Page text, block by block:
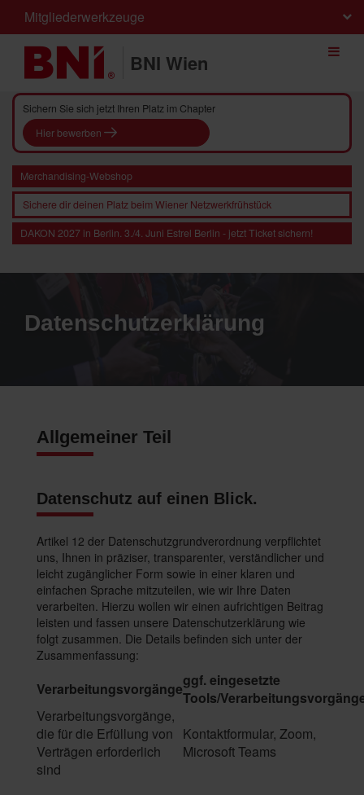
Mitgliederwerkzeuge
BNI Wien
Sichern Sie sich jetzt Ihren Platz im Chapter
Hier bewerben
Merchandising-Webshop
Sichere dir deinen Platz beim Wiener Netzwerkfrühstück
DAKON 2027 in Berlin. 3./4. Juni Estrel Berlin - jetzt Ticket sichern!
Datenschutzerklärung
Allgemeiner Teil
Datenschutz auf einen Blick.
Artikel 12 der Datenschutzgrundverordnung verpflichtet
uns, Ihnen in präziser, transparenter, verständlicher und
leicht zugänglicher Form sowie in einer klaren und
einfachen Sprache mitzuteilen, wie wir Ihre Daten
verarbeiten. Hierzu wollen wir einen aufrichtigen Beitrag
leisten und fassen unsere Datenschutzerklärung wie
folgt zusammen. Die Details befinden sich unter der
Zusammenfassung:
Verarbeitungsvorgängeggf. eingesetzte
Tools/
Verarbeitungsvorgänge,
die für die Erfüllung von
Verträgen erforderlich
sind
Kontaktformular, Zoom,
Microsoft Teams